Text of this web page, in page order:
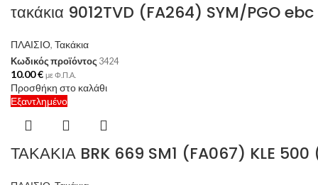
τακάκια 9012TVD (FA264) SYM/PGO ebc
ΠΛΑΙΣΙΟ, Τακάκια
Κωδικός προϊόντος 3424
10.00€ με Φ.Π.Α.
Προσθήκη στο καλάθι
Εξαντλημένο
ΤΑΚΑΚΙΑ BRK 669 SM1 (FA067) KLE